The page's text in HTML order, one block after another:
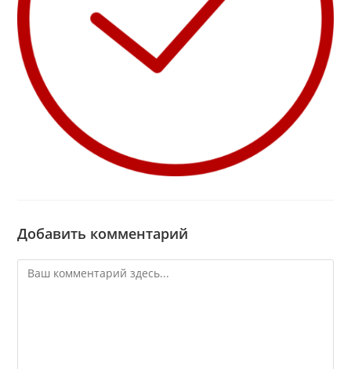
Добавить комментарий
Комментарий